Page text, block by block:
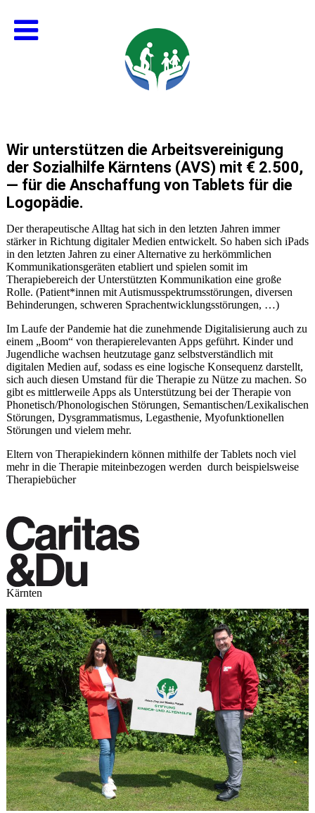
Wir unterstützen die Arbeitsvereinigung
der Sozialhilfe Kärntens (AVS) mit € 2.500,
— für die Anschaffung von Tablets für die
Logopädie.
Der therapeutische Alltag hat sich in den letzten Jahren immer
stärker in Richtung digitaler Medien entwickelt. So haben sich iPads
in den letzten Jahren zu einer Alternative zu herkömmlichen
Kommunikationsgeräten etabliert und spielen somit im
Therapiebereich der Unterstützten Kommunikation eine große
Rolle. (Patient*innen mit Autismusspektrumsstörungen, diversen
Behinderungen, schweren Sprachentwicklungsstörungen, …)
Im Laufe der Pandemie hat die zunehmende Digitalisierung auch zu
einem „Boom“ von therapierelevanten Apps geführt. Kinder und
Jugendliche wachsen heutzutage ganz selbstverständlich mit
digitalen Medien auf, sodass es eine logische Konsequenz darstellt,
sich auch diesen Umstand für die Therapie zu Nütze zu machen. So
gibt es mittlerweile Apps als Unterstützung bei der Therapie von
Phonetisch/Phonologischen Störungen, Semantischen/Lexikalischen
Störungen, Dysgrammatismus, Legasthenie, Myofunktionellen
Störungen und vielem mehr.
Eltern von Therapiekindern können mithilfe der Tablets noch viel
mehr in die Therapie miteinbezogen werden durch beispielsweise
Therapiebücher
Kärnten